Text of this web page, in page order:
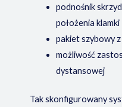
podnośnik
położenia klamki
pakiet szybowy
możliwość
dystansowej
Tak skonfigurowany